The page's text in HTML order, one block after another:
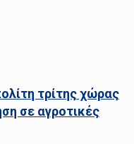
τρίτης χώρας
σε αγροτικές